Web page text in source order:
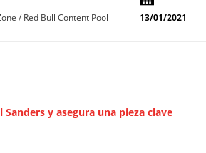
/ Red Bull Content Pool
13/01/2021
Sanders y asegura una pieza clave